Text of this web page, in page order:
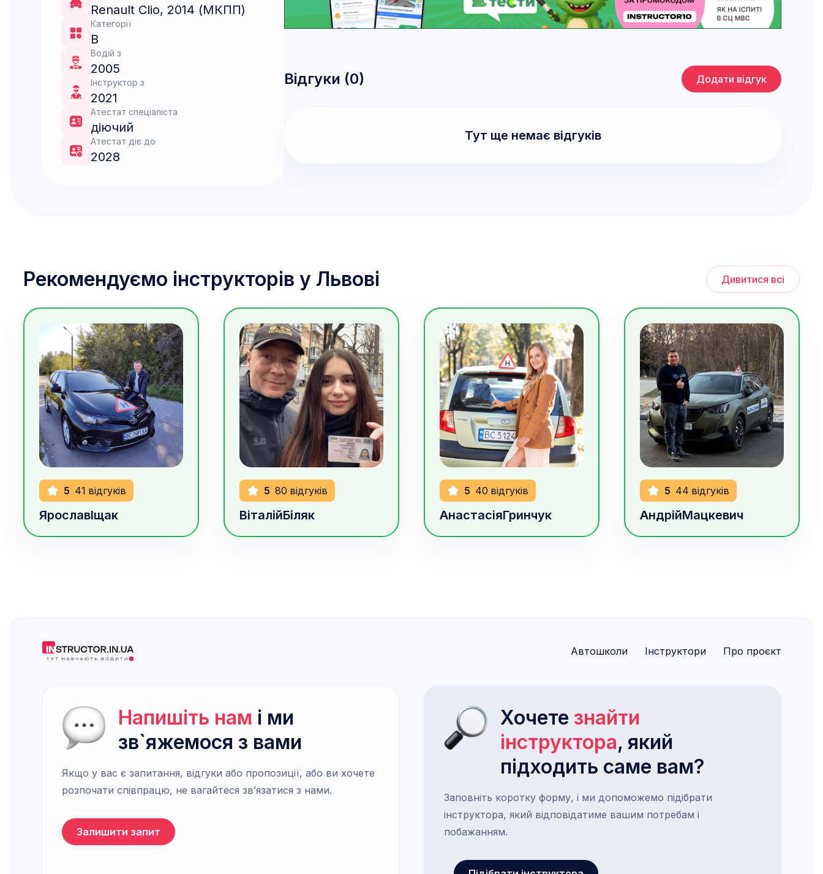
Renault Clio, 2014 (МКПП)
Категорії
B
Водій з
2005
Інструктор з
2021
Атестат спеціаліста
діючий
Атестат діє до
2028
Відгуки (0) Додати відгук
Тут ще немає відгуків
Рекомендуємо інструкторів у Львові Дивитися всі
900грн/год
5 41 відгуків
ЯрославІщак
1000грн/год
5 80 відгуків
ВіталійБіляк
850грн/год
5 40 відгуків
АнастасіяГринчук
1000грн/год
5 44 відгуків
АндрійМацкевич
Автошколи Інструктори Про проєкт
Напишіть нам і ми
зв`яжемося з вами
Якщо у вас є запитання, відгуки або пропозиції, або ви хочете
розпочати співпрацю, не вагайтеся зв’язатися з нами.
Залишити запит
Хочете знайти
інструктора, який
підходить саме вам?
Заповніть коротку форму, і ми допоможемо підібрати
інструктора, який відповідатиме вашим потребам і
побажанням.